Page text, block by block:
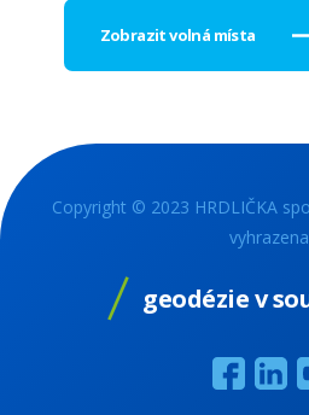
Zobrazit volná místa
Copyright © 2023 HRDLIČKA
geodézie v